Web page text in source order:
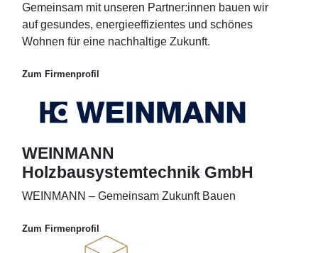
Gemeinsam mit unseren Partner:innen bauen wir
auf gesundes, energieeffizientes und schönes
Wohnen für eine nachhaltige Zukunft.
Zum Firmenprofil
WEINMANN
Holzbausystemtechnik GmbH
WEINMANN – Gemeinsam Zukunft Bauen
Zum Firmenprofil